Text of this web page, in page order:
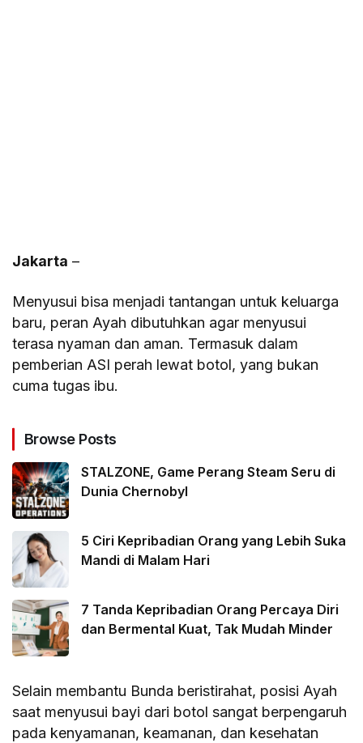
Jakarta –
Menyusui bisa menjadi tantangan untuk keluarga
baru, peran Ayah dibutuhkan agar menyusui
terasa nyaman dan aman. Termasuk dalam
pemberian ASI perah lewat botol, yang bukan
cuma tugas ibu.
Browse Posts
STALZONE, Game Perang Steam Seru di
Dunia Chernobyl
5 Ciri Kepribadian Orang yang Lebih Suka
Mandi di Malam Hari
7 Tanda Kepribadian Orang Percaya Diri
dan Bermental Kuat, Tak Mudah Minder
Selain membantu Bunda beristirahat, posisi Ayah
saat menyusui bayi dari botol sangat berpengaruh
pada kenyamanan, keamanan, dan kesehatan